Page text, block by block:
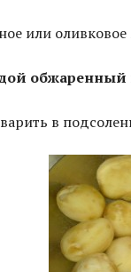
или
обжаренный
в